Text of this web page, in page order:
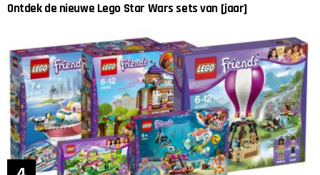
Ontdek de nieuwe Lego Star Wars sets van [jaar]